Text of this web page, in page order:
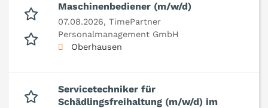
Maschinenbediener (m/w/d)
07.08.2026, TimePartner
Personalmanagement GmbH
Oberhausen
Servicetechniker für
Schädlingsfreihaltung (m/w/d) im